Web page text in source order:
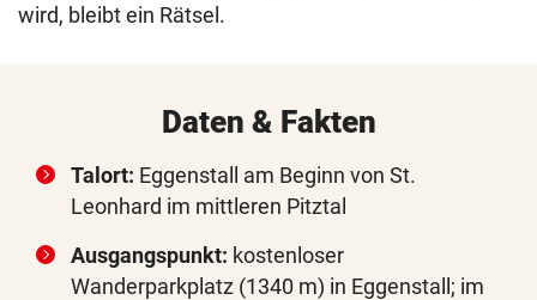
wird, bleibt ein Rätsel.
Daten & Fakten
Talort: Eggenstall am Beginn von St.
Leonhard im mittleren Pitztal
Ausgangspunkt: kostenloser
Wanderparkplatz (1340 m) in Eggenstall; im